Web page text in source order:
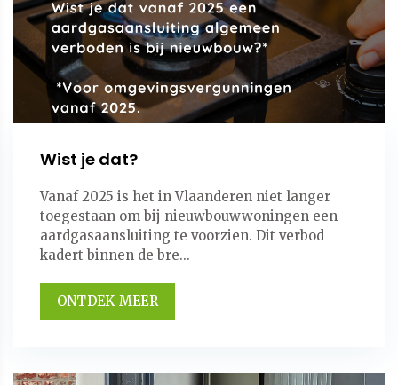
Wist je dat?
Vanaf 2025 is het in Vlaanderen niet langer
toegestaan om bij nieuwbouwwoningen een
aardgasaansluiting te voorzien. Dit verbod
kadert binnen de bre...
ONTDEK MEER